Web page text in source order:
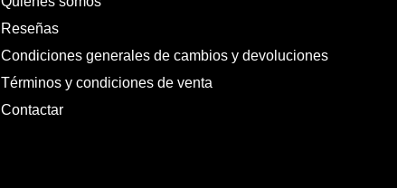
Reseñas
Condiciones generales de cambios y devoluciones
Términos y condiciones de venta
Contactar